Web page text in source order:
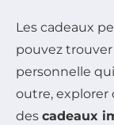
Les cadeaux
pouvez
personnelle
outre, explorer
des cadeaux